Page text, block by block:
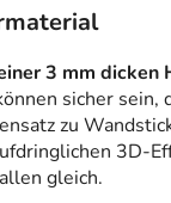
3 mm dicken
sicher sein,
zu
3D-
gleich.